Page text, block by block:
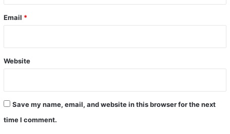
Email *
Website
Save my name, email, and website in this browser for the next
time I comment.